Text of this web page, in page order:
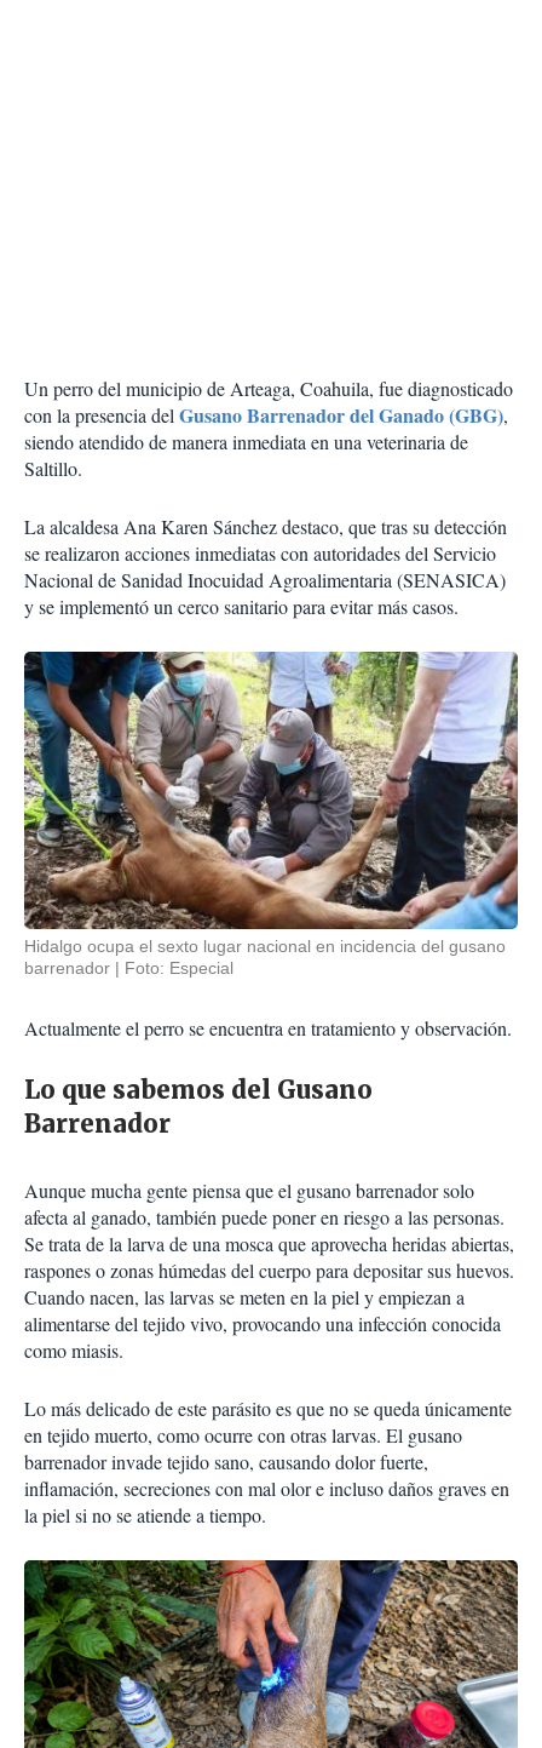
Un perro del municipio de Arteaga, Coahuila, fue diagnosticado
con la presencia delGusano Barrenador del Ganado (GBG),
siendo atendido de manera inmediata en una veterinaria de
Saltillo.
La alcaldesa Ana Karen Sánchez destaco, que tras su detección
se realizaron acciones inmediatas con autoridades del Servicio
Nacional de Sanidad Inocuidad Agroalimentaria (SENASICA)
y se implementó un cerco sanitario para evitar más casos.
Hidalgo ocupa el sexto lugar nacional en incidencia del gusano
barrenador
Foto: Especial
Actualmente el perro se encuentra en tratamiento y observación.
Lo que sabemos del Gusano
Barrenador
Aunque mucha gente piensa que el gusano barrenador solo
afecta al ganado, también puede poner en riesgo a las personas.
Se trata de la larva de una mosca que aprovecha heridas abiertas,
raspones o zonas húmedas del cuerpo para depositar sus huevos.
Cuando nacen, las larvas se meten en la piel y empiezan a
alimentarse del tejido vivo, provocando una infección conocida
como miasis.
Lo más delicado de este parásito es que no se queda únicamente
en tejido muerto, como ocurre con otras larvas. El gusano
barrenador invade tejido sano, causando dolor fuerte,
inflamación, secreciones con mal olor e incluso daños graves en
la piel si no se atiende a tiempo.